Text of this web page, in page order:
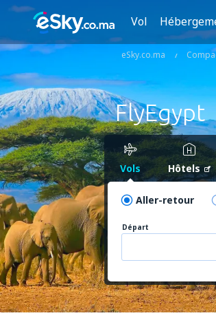
Vol
eSky.co.ma
FlyEgypt
Vols Hôtels
Aller-retour
Départ